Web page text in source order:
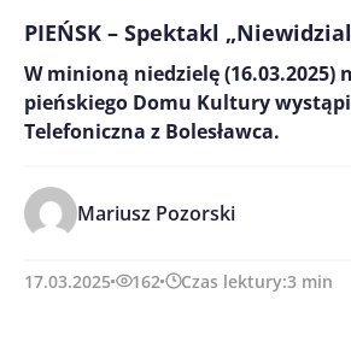
PIEŃSK – Spektakl
W minioną niedzielę (16.03.2025)
pieńskiego Domu Kultury
Telefoniczna z Bolesławca.
Mariusz Pozorski
17.03.2025 162 Czas lektury:3 min